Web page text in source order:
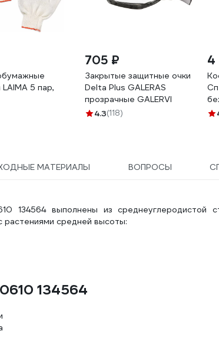
5 пар,
705 ₽
Закрытые защитные очки
Delta Plus GALERAS
прозрачные GALERVI
4.3(118)
4
МАТЕРИАЛЫ ВОПРОСЫ
134564 выполнены из среднеуглеродистой
средней высоты:
134564